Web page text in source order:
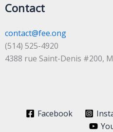
Contact
contact@fee.ong
(514) 525-4920
4388 rue Saint-Denis #200,
Facebook